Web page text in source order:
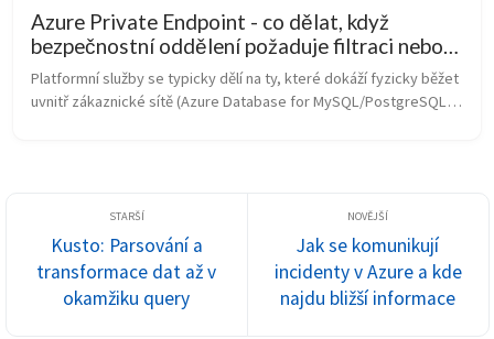
Azure Private Endpoint - co dělat, když
bezpečnostní oddělení požaduje filtraci nebo
inspekci komunikace?
Platformní služby se typicky dělí na ty, které dokáží fyzicky běžet
uvnitř zákaznické sítě (Azure Database for MySQL/PostgreSQL
Kusto: Parsování a
transformace dat až v
okamžiku query
Jak se komunikují
incidenty v Azure a kde
najdu bližší informace